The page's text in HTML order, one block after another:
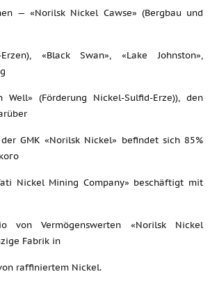
— «Norilsk Nickel Cawse» (Bergbau und
«Black Swan», «Lake Johnston»,
Well» (Förderung Nickel-Sulfid-Erze)), den
GMK «Norilsk Nickel» befindet sich 85%
Nickel Mining Company» beschäftigt mit
von Vermögenswerten «Norilsk Nickel
Fabrik in
raffiniertem Nickel.